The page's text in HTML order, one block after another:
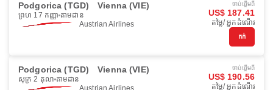
Podgorica (TGD) Vienna (VIE)
ព្រហ 17 កញ្ញា តាមដាន
Austrian Airlines
ចាប់ផ្ដើមពី
US$ 187.41
តម្លៃ/ អ្នកដំណើរ
កក់
Podgorica (TGD) Vienna (VIE)
សុក្រ 2 តុលា តាមដាន
Austrian Airlines
ចាប់ផ្ដើមពី
US$ 190.56
តម្លៃ/ អ្នកដំណើរ